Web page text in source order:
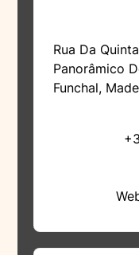
Rua Da
Panorâmico
Funchal,